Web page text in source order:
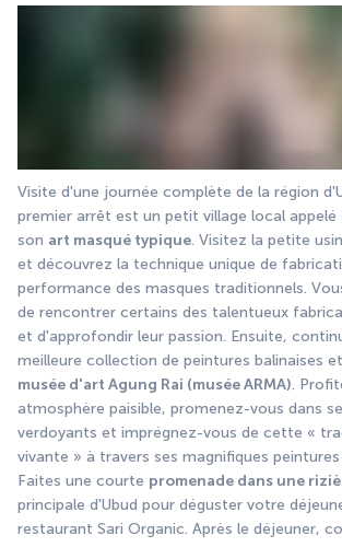
Visite d'une journée complète de la région
premier arrêt est un petit village local appelé
son art masqué typique. Visitez la petite
et découvrez la technique unique de
performance des masques traditionnels.
de rencontrer certains des talentueux
et d'approfondir leur passion. Ensuite,
musée d'art Agung Rai (musée ARMA).
atmosphère paisible, promenez-vous dans
verdoyants et imprégnez-vous de cette «
vivante » à travers ses magnifiques
Faites une courte promenade dans une
principale d'Ubud pour déguster votre
restaurant Sari Organic. Après le déjeuner,